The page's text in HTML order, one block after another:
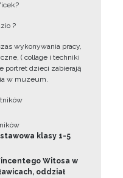
?
wykonywania pracy,
( collage i techniki
portret dzieci zabierają
w muzeum.
klasy 1-5
Witosa w
oddział